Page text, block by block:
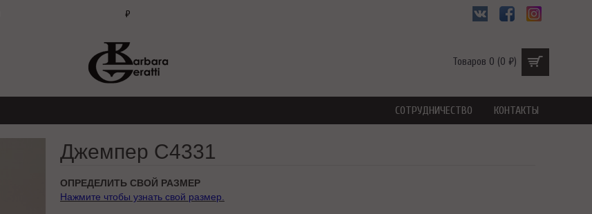
₽
Товаров 0 (0 ₽)
КОНТАКТЫ
СОТРУДНИЧЕСТВО
Джемпер C4331
ОПРЕДЕЛИТЬ СВОЙ РАЗМЕР
Нажмите чтобы узнать свой размер.